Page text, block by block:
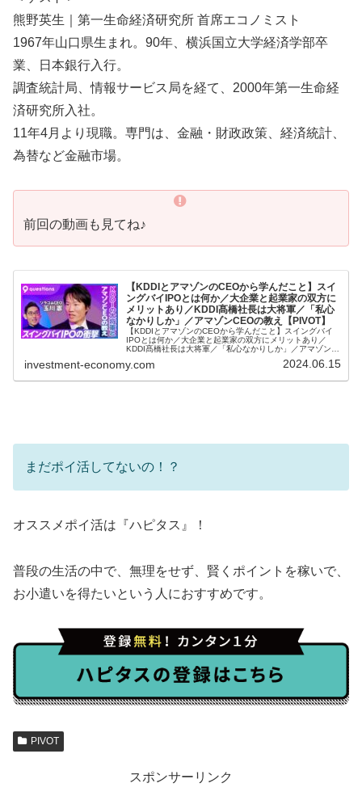
熊野英生｜第一生命経済研究所 首席エコノミスト
1967年山口県生まれ。90年、横浜国立大学経済学部卒
業、日本銀行入行。
調査統計局、情報サービス局を経て、2000年第一生命経
済研究所入社。
11年4月より現職。専門は、金融・財政政策、経済統計、
為替など金融市場。
前回の動画も見てね♪
【KDDIとアマゾンのCEOから学んだこと】スイ
ングバイIPOとは何か／大企業と起業家の双方に
メリットあり／KDDI髙橋社長は大将軍／「私心
なかりしか」／アマゾンCEOの教え【PIVOT】
【KDDIとアマゾンのCEOから学んだこと】スイングバイ
IPOとは何か／大企業と起業家の双方にメリットあり／
KDDI髙橋社長は大将軍／「私心なかりしか」／アマゾン
YouTubeチ...
investment-economy.com 2024.06.15
まだポイ活してないの！？
オススメポイ活は『ハピタス』！
普段の生活の中で、無理をせず、賢くポイントを稼いで、
お小遣いを得たいという人におすすめです。
PIVOT
スポンサーリンク